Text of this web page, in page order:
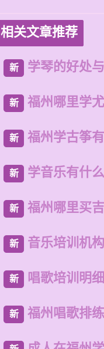
相关文章推荐
新 学琴的好处
新 福州哪里学
新 福州学古筝
新 学音乐有什
新 福州哪里买
新 音乐培训机
新 唱歌培训明
新 福州唱歌排